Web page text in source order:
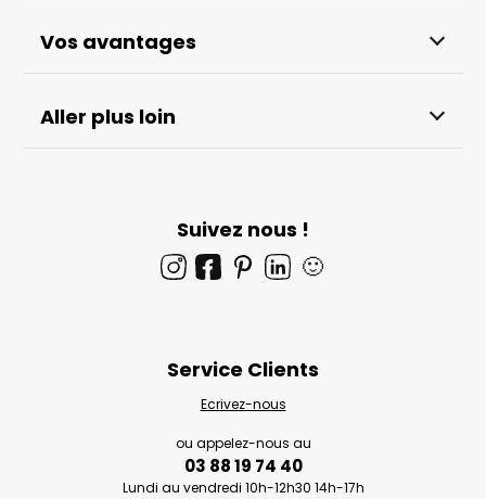
Vos avantages
Aller plus loin
Suivez nous !
🙂
Service Clients
Ecrivez-nous
ou appelez-nous au
03 88 19 74 40
Lundi au vendredi 10h-12h30 14h-17h